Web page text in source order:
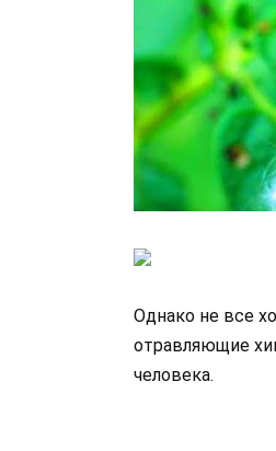
Однако не все
отравляющие
человека.